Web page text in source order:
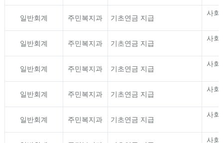
일반회계 주민복지과 기초연금 지급
사회
일반회계 주민복지과 기초연금 지급
사회
일반회계 주민복지과 기초연금 지급
사회
일반회계 주민복지과 기초연금 지급
사회
일반회계 주민복지과 기초연금 지급
사회
사회